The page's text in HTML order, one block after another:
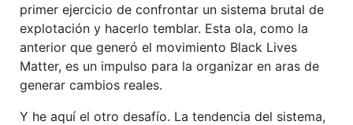
primer ejercicio de confrontar un sistema brutal de
explotación y hacerlo temblar. Esta ola, como la
anterior que generó el movimiento Black Lives
Matter, es un impulso para la organizar en aras de
generar cambios reales.
Y he aquí el otro desafío. La tendencia del sistema,